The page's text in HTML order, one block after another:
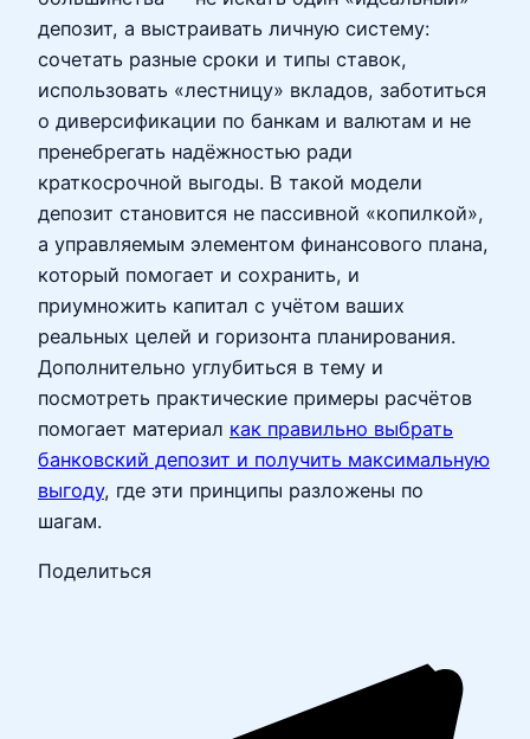
депозит, а выстраивать личную систему:
сочетать разные сроки и типы ставок,
использовать «лестницу» вкладов, заботиться
о диверсификации по банкам и валютам и не
пренебрегать надёжностью ради
краткосрочной выгоды. В такой модели
депозит становится не пассивной «копилкой»,
а управляемым элементом финансового плана,
который помогает и сохранить, и
приумножить капитал с учётом ваших
реальных целей и горизонта планирования.
Дополнительно углубиться в тему и
посмотреть практические примеры расчётов
помогает материал как правильно выбрать
банковский депозит и получить максимальную
выгоду, где эти принципы разложены по
шагам.
Поделиться